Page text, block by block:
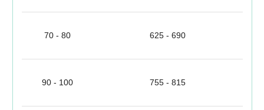
70 - 80 625 - 690
90 - 100 755 - 815